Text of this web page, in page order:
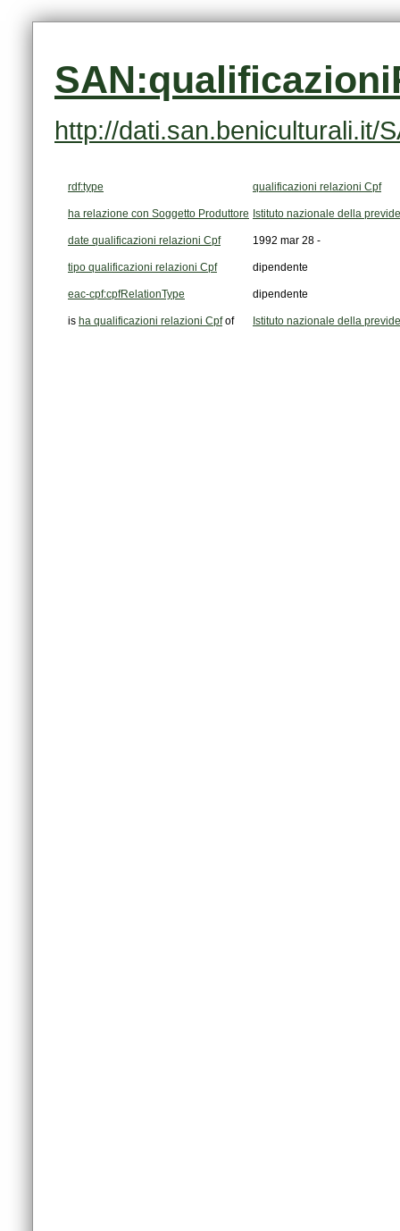
http://dati.san.beniculturali.it/
rdf:type qualificazioni relazioni Cpf
ha relazione con Soggetto Produttore Istituto nazionale della
date qualificazioni relazioni Cpf 1992 mar 28 -
tipo qualificazioni relazioni Cpf dipendente
eac-cpf:cpfRelationType dipendente
is ha qualificazioni relazioni Cpfof Istituto nazionale della